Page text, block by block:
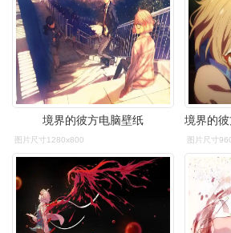
境界的彼方电脑壁纸
图片尺寸1280x800 图片尺寸